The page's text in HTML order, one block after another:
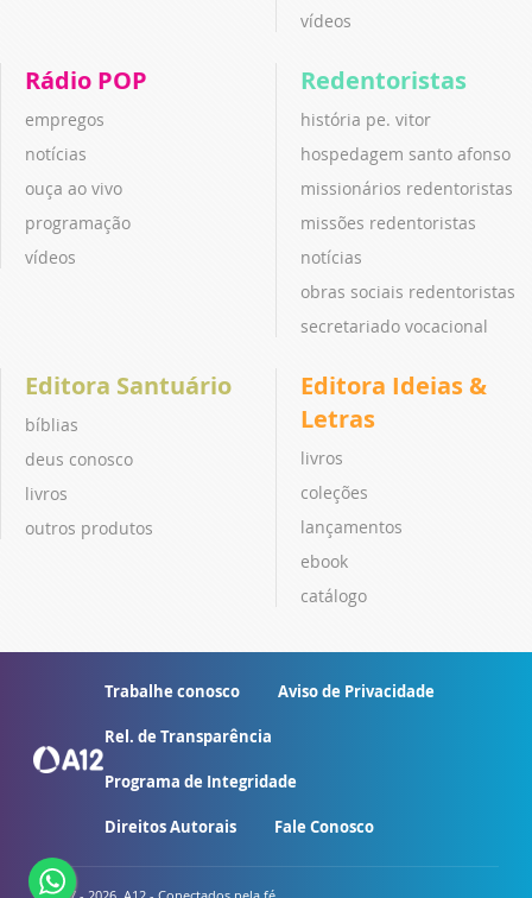
vídeos
Rádio POP
empregos
notícias
ouça ao vivo
programação
vídeos
Redentoristas
história pe. vitor
hospedagem santo afonso
missionários redentoristas
missões redentoristas
notícias
obras sociais redentoristas
secretariado vocacional
Editora Santuário
bíblias
deus conosco
livros
outros produtos
Editora Ideias &
Letras
livros
coleções
lançamentos
ebook
catálogo
Trabalhe conosco Aviso de Privacidade
Rel. de Transparência
Programa de Integridade
Direitos Autorais Fale Conosco